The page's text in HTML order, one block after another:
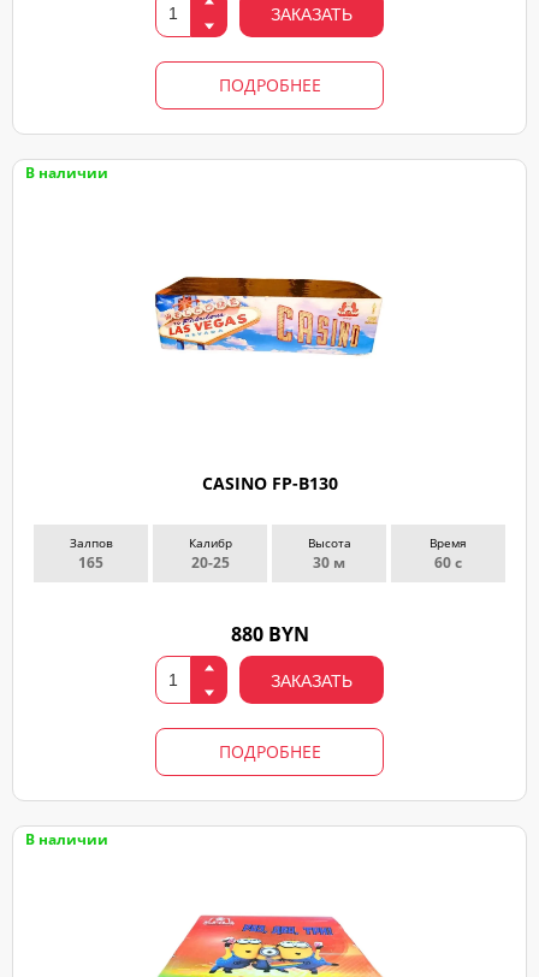
ЗАКАЗАТЬ
ПОДРОБНЕЕ
В наличии
CASINO FP-B130
Залпов
165
Калибр
20-25
Высота
30 м
Время
60 с
880 BYN
ЗАКАЗАТЬ
ПОДРОБНЕЕ
В наличии